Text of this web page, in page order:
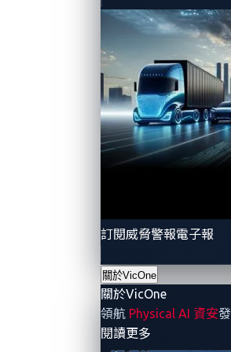
訂閱威脅警報電子報
關於VicOne
關於VicOne
領航 Physical AI 資安
閱讀更多